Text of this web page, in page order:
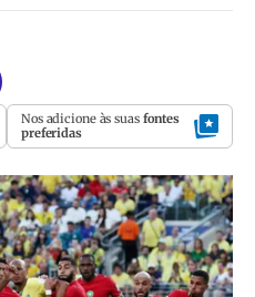
Nos adicione às suas fontes
preferidas